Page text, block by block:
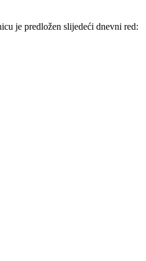
je predložen slijedeći dnevni red: